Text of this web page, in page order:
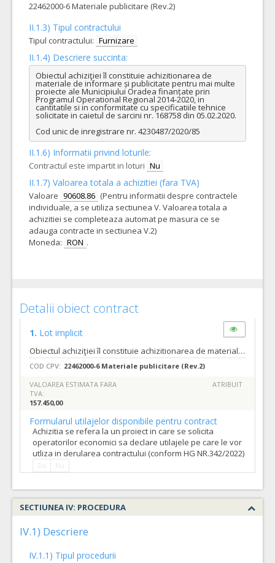
22462000-6 Materiale publicitare (Rev.2)
II.1.3) Tipul contractului
Tipul contractului: Furnizare
II.1.4) Descriere succinta:
Obiectul achiziţiei îl constituie achizitionarea de
materiale de informare și publicitate pentru mai multe
proiecte ale Municipiului Oradea finanțate prin
Programul Operational Regional 2014-2020, in
cantitatile si in conformitate cu specificatiile tehnice
solicitate in caietul de sarcini nr. 168758 din 05.02.2020.
Cod unic de inregistrare nr. 4230487/2020/85
II.1.6) Informatii privind loturile:
Contractul este impartit in loturi Nu
II.1.7) Valoarea totala a achizitiei (fara TVA)
Valoare 90608.86 (Pentru informatii despre contractele
individuale, a se utiliza sectiunea V. Valoarea totala a
achizitiei se completeaza automat pe masura ce se
adauga contracte in sectiunea V.2)
Moneda: RON .
Detalii obiect contract
1. Lot implicit
Obiectul achiziţiei îl constituie achizitionarea de materiale de informare și publicitate pentru mai multe proiecte ale Municipiului Oradea finanțate prin Programul Operational Regional 2014-2020, in cantitatile si in conformitate cu specificatiile tehnice solicitate in caietul de sarcini nr. 168758 din 05.02.2020. Aceste proiecte sunt: 1. Reabilitare termica blocuri de locuinte Brancoveanu 5A, P63, Q1/II, C4; 2. Reabilitare termica blocuri de locuinte G6; 3. Reabilitare termica blocuri de locuinte X21, X23, PB14, M7; 4. Reabilitare termica blocuri de locuinte PC82, PB81, PB83, PB74, P-ta Bucuresti 6/A 5. Reabilitare termica blocuri de locuinte X219, X220, PB118, Z15, AN7; 6. Reabilitare termica blocuri de locuinte PB126, PB127, PB128, AN122, AN123, AN124; 7. Reabilitare termica blocuri de locuinte PB146, PB147, PB138, PB131; 8. Reabilitare termica blocuri de locuinte PB135, PB136, PB137, PB139, PB140, PB141, PB142 9. Reabilitare termica blocuri de locuinte R119, AN121, AN120, PB17, AN4; 10. Reabilitare termica blocuri de locuinte PC129, PB130, PB132, PB133, PB134; 11. Reabilitare termica blocuri de locuinte Turn, parc Traian nr. 31; Termenul pana la care orice operator economic interesat are dreptul de a solicita clarificari sau informatii suplimentare in legatura cu documentatia de atribuire este de 7 zile inainte de data limita de depunere a ofertelor. Autoritatea contractanta va raspunde in mod clar si complet tuturor solicitarilor de clarificari in a 4-a zi inainte de data limita de depunere a ofertelor. Solicitarile de clarificari vor fi transmise in format editabil.
COD CPV: 22462000-6 Materiale publicitare (Rev.2)
VALOAREA ESTIMATA FARA
TVA:
157.450,00
ATRIBUIT
Formularul utilajelor disponibile pentru contract
Achizitia se refera la un proiect in care se solicita
operatorilor economici sa declare utilajele pe care le vor
utliza in derularea contractului (conform HG NR.342/2022)
SECTIUNEA IV: PROCEDURA
IV.1) Descriere
IV.1.1) Tipul procedurii